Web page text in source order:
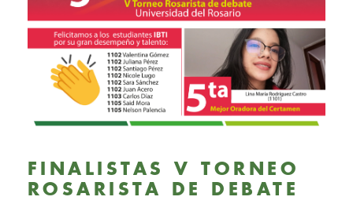
FINALISTAS V TORNEO
ROSARISTA DE DEBATE